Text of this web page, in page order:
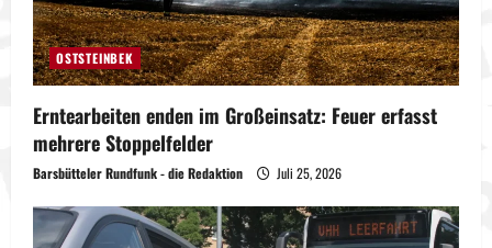
OSTSTEINBEK
Erntearbeiten enden im Großeinsatz: Feuer erfasst
mehrere Stoppelfelder
Barsbütteler Rundfunk - die Redaktion Juli 25, 2026